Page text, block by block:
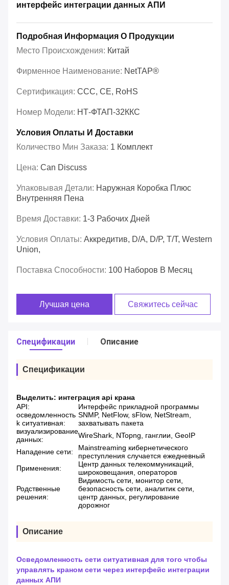
интерфейс интеграции данных АПИ
Подробная Информация О Продукции
Место Происхождения: Китай
Фирменное Наименование: NetTAP®
Сертификация: CCC, CE, RoHS
Номер Модели: НТ-ФТАП-32ККС
Условия Оплаты И Доставки
Количество Мин Заказа: 1 Комплект
Цена: Can Discuss
Упаковывая Детали: Наружная Коробка Плюс
Внутренняя Пена
Время Доставки: 1-3 Рабочих Дней
Условия Оплаты: Аккредитив, D/A, D/P, T/T, Western
Union,
Поставка Способности: 100 Наборов В Месяц
Лучшая цена Свяжитесь сейчас
Спецификации Описание
Спецификации
Выделить: интеграция api крана
API:
Интерфейс прикладной программы
осведомленность
k ситуативная:
SNMP, NetFlow, sFlow, NetStream,
захватывать пакета
визуализирование
данных:
WireShark, NTopng, ганглии, GeoIP
Нападение сети:
Mainstreaming кибернетического
преступления случается ежедневный
Применения:
Центр данных телекоммуникаций,
широковещания, операторов
Родственные
решения:
Видимость сети, монитор сети,
безопасность сети, аналитик сети,
центр данных, регулирование
дорожног
Описание
Осведомленность сети ситуативная для того чтобы
управлять краном сети через интерфейс интеграции
данных АПИ